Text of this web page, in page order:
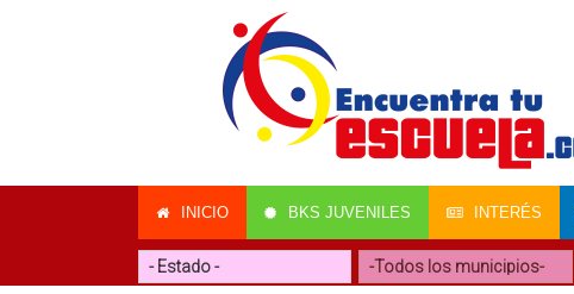
INICIO BKS JUVENILES INTERÉS